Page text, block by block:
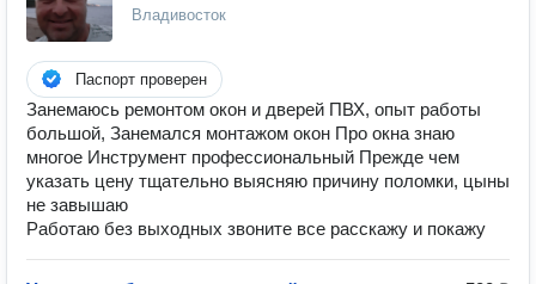
Владивосток
Паспорт проверен
Занемаюсь ремонтом окон и дверей ПВХ, опыт работы
большой, Занемался монтажом окон Про окна знаю
многое Инструмент профессиональный Прежде чем
указать цену тщательно выясняю причину поломки, цыны
не завышаю
Работаю без выходных звоните все расскажу и покажу